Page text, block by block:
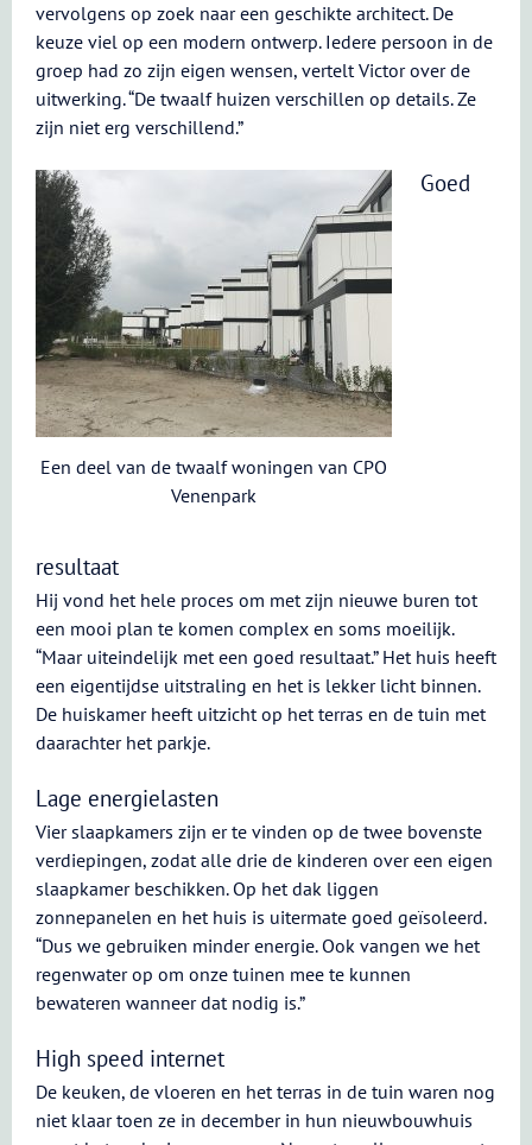
vervolgens op zoek naar een geschikte architect. De
keuze viel op een modern ontwerp. Iedere persoon in de
groep had zo zijn eigen wensen, vertelt Victor over de
uitwerking. “De twaalf huizen verschillen op details. Ze
zijn niet erg verschillend.”
Een deel van de twaalf woningen van CPO
Venenpark
Goed
resultaat
Hij vond het hele proces om met zijn nieuwe buren tot
een mooi plan te komen complex en soms moeilijk.
“Maar uiteindelijk met een goed resultaat.” Het huis heeft
een eigentijdse uitstraling en het is lekker licht binnen.
De huiskamer heeft uitzicht op het terras en de tuin met
daarachter het parkje.
Lage energielasten
Vier slaapkamers zijn er te vinden op de twee bovenste
verdiepingen, zodat alle drie de kinderen over een eigen
slaapkamer beschikken. Op het dak liggen
zonnepanelen en het huis is uitermate goed geïsoleerd.
“Dus we gebruiken minder energie. Ook vangen we het
regenwater op om onze tuinen mee te kunnen
bewateren wanneer dat nodig is.”
High speed internet
De keuken, de vloeren en het terras in de tuin waren nog
niet klaar toen ze in december in hun nieuwbouwhuis